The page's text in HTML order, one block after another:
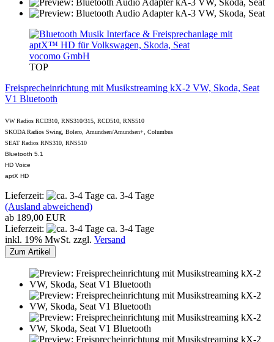
vocomo GmbH
TOP
Freisprecheinrichtung mit Musikstreaming kX-2 VW, Skoda, Seat
V1 Bluetooth
VW Radios RCD310, RNS310/315, RCD510, RNS510
SKODA Radios Swing, Bolero, Amundsen/Amundsen+, Columbus
SEAT Radios RNS310, RNS510
Bluetooth 5.1
HD Voice
aptX HD
Lieferzeit:
ca. 3-4 Tage
(Ausland abweichend)
ab 189,00 EUR
Lieferzeit:
ca. 3-4 Tage
inkl. 19% MwSt. zzgl. Versand
Zum Artikel